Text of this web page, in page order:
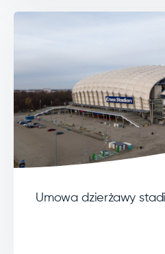
Umowa dzierżawy